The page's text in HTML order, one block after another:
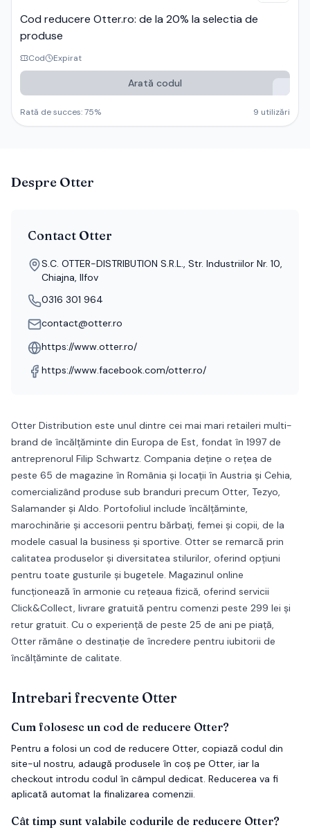
Cod reducere Otter.ro: de la 20% la selectia de
produse
Cod Expirat
Arată codul
Rată de succes:75% 9 utilizări
Despre Otter
Contact Otter
S.C. OTTER-DISTRIBUTION S.R.L., Str. Industriilor Nr. 10,
Chiajna, Ilfov
0316 301 964
contact@otter.ro
https://www.otter.ro/
https://www.facebook.com/otter.ro/
Otter Distribution este unul dintre cei mai mari retaileri multi-
brand de încălțăminte din Europa de Est, fondat în 1997 de
antreprenorul Filip Schwartz. Compania deține o rețea de
peste 65 de magazine în România și locații în Austria și Cehia,
comercializând produse sub branduri precum Otter, Tezyo,
Salamander și Aldo. Portofoliul include încălțăminte,
marochinărie și accesorii pentru bărbați, femei și copii, de la
modele casual la business și sportive. Otter se remarcă prin
calitatea produselor și diversitatea stilurilor, oferind opțiuni
pentru toate gusturile și bugetele. Magazinul online
funcționează în armonie cu rețeaua fizică, oferind servicii
Click&Collect, livrare gratuită pentru comenzi peste 299 lei și
retur gratuit. Cu o experiență de peste 25 de ani pe piață,
Otter rămâne o destinație de încredere pentru iubitorii de
încălțăminte de calitate.
Intrebari frecvente Otter
Cum folosesc un cod de reducere Otter?
Pentru a folosi un cod de reducere Otter, copiază codul din
site-ul nostru, adaugă produsele în coș pe Otter, iar la
checkout introdu codul în câmpul dedicat. Reducerea va fi
aplicată automat la finalizarea comenzii.
Cât timp sunt valabile codurile de reducere Otter?